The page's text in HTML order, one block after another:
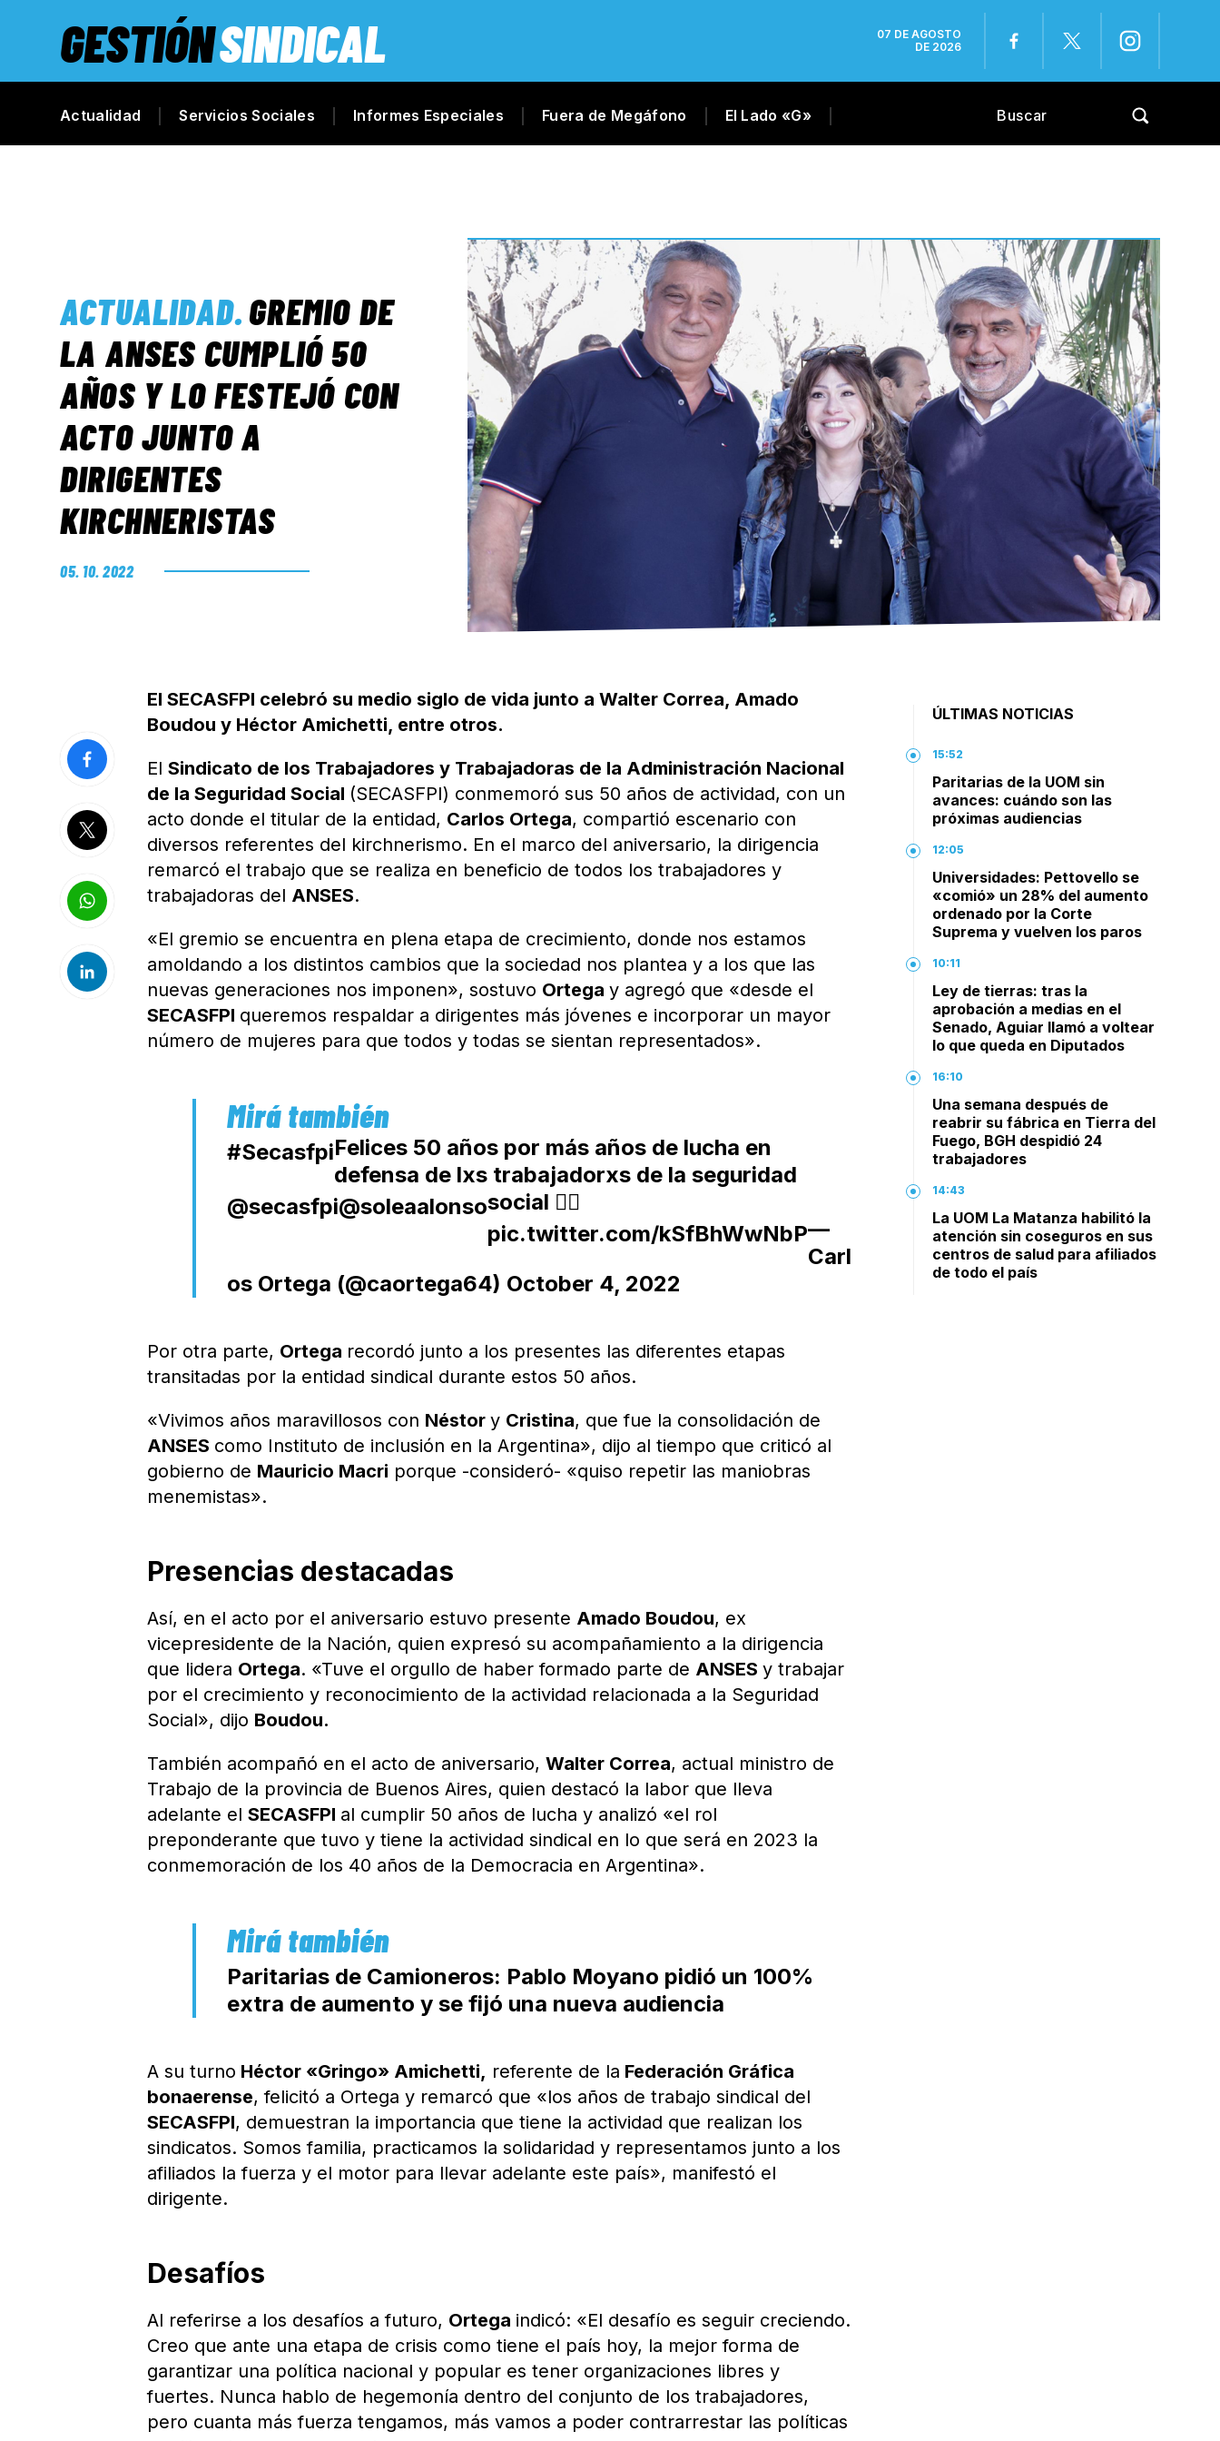
GESTIÓNSINDICAL
07 DE AGOSTO
DE 2026
Actualidad Servicios Sociales Informes Especiales Fuera de Megáfono El Lado «G»
ACTUALIDAD.GREMIO DE
LA ANSES CUMPLIÓ 50
AÑOS Y LO FESTEJÓ CON
ACTO JUNTO A
DIRIGENTES
KIRCHNERISTAS
05. 10. 2022
El SECASFPI celebró su medio siglo de vida junto a Walter Correa, Amado
Boudou y Héctor Amichetti, entre otros.
ElSindicato de los Trabajadores y Trabajadoras de la Administración Nacional
de la Seguridad Social (SECASFPI) conmemoró sus 50 años de actividad, con un
acto donde el titular de la entidad, Carlos Ortega, compartió escenario con
diversos referentes del kirchnerismo. En el marco del aniversario, la dirigencia
remarcó el trabajo que se realiza en beneficio de todos los trabajadores y
trabajadoras del ANSES.
«El gremio se encuentra en plena etapa de crecimiento, donde nos estamos
amoldando a los distintos cambios que la sociedad nos plantea y a los que las
nuevas generaciones nos imponen», sostuvo Ortegay agregó que «desde el
SECASFPI queremos respaldar a dirigentes más jóvenes e incorporar un mayor
número de mujeres para que todos y todas se sientan representados».
Felices 50 años
#Secasfpi
por más años de lucha en
defensa de lxs trabajadorxs de la seguridad
social ✊🏻
@secasfpi@soleaalonso
pic.twitter.com/kSfBhWwNbP—
Carl
os Ortega (@caortega64) October 4, 2022
Por otra parte, Ortega recordó junto a los presentes las diferentes etapas
transitadas por la entidad sindical durante estos 50 años.
«Vivimos años maravillosos con Néstory Cristina, que fue la consolidación de
ANSES como Instituto de inclusión en la Argentina», dijo al tiempo que criticó al
gobierno de Mauricio Macri porque -consideró- «quiso repetir las maniobras
menemistas».
Presencias destacadas
Así, en el acto por el aniversario estuvo presente Amado Boudou, ex
vicepresidente de la Nación, quien expresó su acompañamiento a la dirigencia
que lidera Ortega. «Tuve el orgullo de haber formado parte de ANSESy trabajar
por el crecimiento y reconocimiento de la actividad relacionada a la Seguridad
Social», dijo Boudou.
También acompañó en el acto de aniversario,Walter Correa, actual ministro de
Trabajo de la provincia de Buenos Aires, quien destacó la labor que lleva
adelante elSECASFPI al cumplir 50 años de lucha y analizó «el rol
preponderante que tuvo y tiene la actividad sindical en lo que será en 2023 la
conmemoración de los 40 años de la Democracia en Argentina».
Paritarias de Camioneros: Pablo Moyano pidió un 100%
extra de aumento y se fijó una nueva audiencia
A su turno Héctor «Gringo» Amichetti, referente de la Federación Gráfica
bonaerense, felicitó a Ortega y remarcó que «los años de trabajo sindical del
SECASFPI, demuestran la importancia que tiene la actividad que realizan los
sindicatos. Somos familia, practicamos la solidaridad y representamos junto a los
afiliados la fuerza y el motor para llevar adelante este país», manifestó el
dirigente.
Desafíos
Al referirse a los desafíos a futuro, Ortega indicó: «El desafío es seguir creciendo.
Creo que ante una etapa de crisis como tiene el país hoy, la mejor forma de
garantizar una política nacional y popular es tener organizaciones libres y
fuertes. Nunca hablo de hegemonía dentro del conjunto de los trabajadores,
pero cuanta más fuerza tengamos, más vamos a poder contrarrestar las políticas
ÚLTIMAS NOTICIAS
15:52
Paritarias de la UOM sin
avances: cuándo son las
próximas audiencias
12:05
Universidades: Pettovello se
«comió» un 28% del aumento
ordenado por la Corte
Suprema y vuelven los paros
10:11
Ley de tierras: tras la
aprobación a medias en el
Senado, Aguiar llamó a voltear
lo que queda en Diputados
16:10
Una semana después de
reabrir su fábrica en Tierra del
Fuego, BGH despidió 24
trabajadores
14:43
La UOM La Matanza habilitó la
atención sin coseguros en sus
centros de salud para afiliados
de todo el país